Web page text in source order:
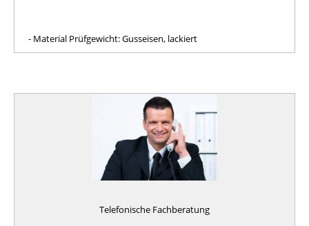
- Material Prüfgewicht: Gusseisen, lackiert
Telefonische Fachberatung